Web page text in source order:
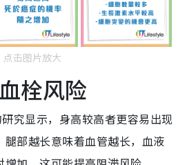
点击图片放大
栓风险
究显示，身高较高者更容易出现
部越长意味着血管越长，血液